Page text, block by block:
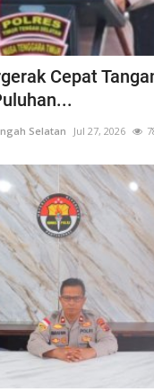
Cepat
Selatan Jul 27, 2026